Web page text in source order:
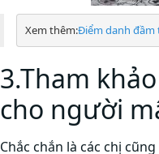
Xem thêm:Điểm danh đầm
3.Tham
cho người
Chắc chắn là các chị